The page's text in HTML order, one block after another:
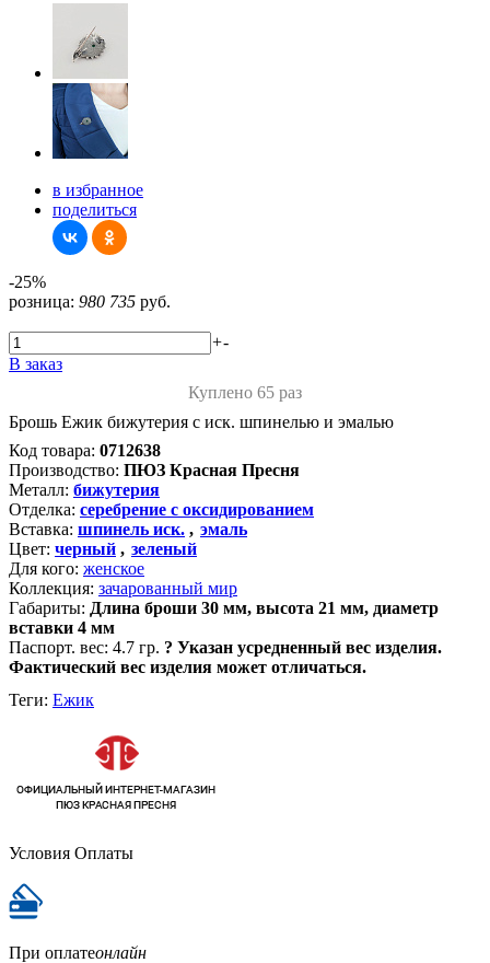
в избранное
поделиться
-25%
розница: 980 735 руб.
+-
В заказ
Куплено 65 раз
Брошь Ежик бижутерия с иск. шпинелью и эмалью
Код товара: 0712638
Производство: ПЮЗ Красная Пресня
Металл: бижутерия
Отделка: серебрение с оксидированием
Вставка: шпинель иск. , эмаль
Цвет: черный , зеленый
Для кого: женское
Коллекция: зачарованный мир
Габариты: Длина броши 30 мм, высота 21 мм, диаметр
вставки 4 мм
Паспорт. вес: 4.7 гр. ? Указан усредненный вес изделия.
Фактический вес изделия может отличаться.
Теги: Ежик
Условия Оплаты
При оплатеонлайн